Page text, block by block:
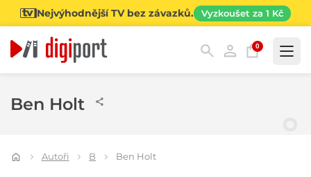
Nejvýhodnější TV bez závazků. Vyzkoušet za 1 Kč
0
Ben Holt
Autoři B Ben Holt